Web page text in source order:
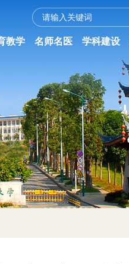
教学 名师名医 学科建设